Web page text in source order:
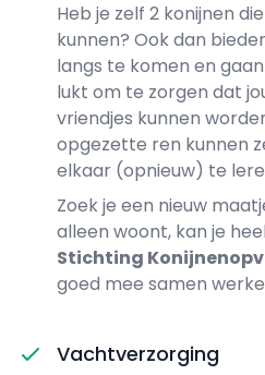
Heb je zelf 2 konijnen
kunnen? Ook dan
langs te komen en
lukt om te zorgen dat
vriendjes kunnen
opgezette ren kunnen
elkaar (opnieuw) te
Zoek je een nieuw
alleen woont, kan je
Stichting
goed mee samen
Vachtverzorging